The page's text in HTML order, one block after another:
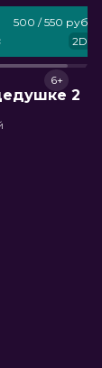
500 / 550 руб.
2D
2
6+